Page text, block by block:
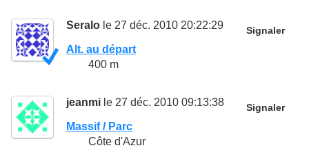
Seralo le 27 déc. 2010 20:22:29 Signaler
Alt. au départ
400 m
jeanmi le 27 déc. 2010 09:13:38 Signaler
Massif / Parc
Côte d'Azur